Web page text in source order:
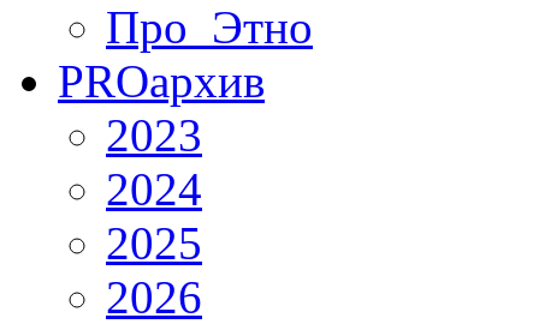
Про_Этно
PROархив
2023
2024
2025
2026